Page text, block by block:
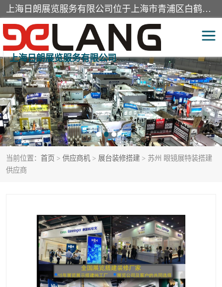
上海日朗展览服务有限公司位于上海市青浦区白鹤镇，营业范围有展览展示会务服务，室内装饰设计及施工，展示道具设计制作，舞台设计，图文设计，灯箱制作，园林绿化工程，广告装潢材料，建筑材料，办公用品，工艺礼品日用百货销售。
上海日朗展览服务有限公司
当前位置： 首页 > 供应商机 > 展台装修搭建 > 苏州 眼镜展特装搭建
供应商
展台装修搭建 活动会议执行
展厅装修 专柜制作
展会装修设计 展会搭建
活动策划 展会服务